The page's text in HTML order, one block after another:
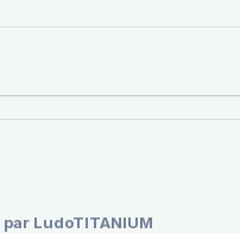
par LudoTITANIUM